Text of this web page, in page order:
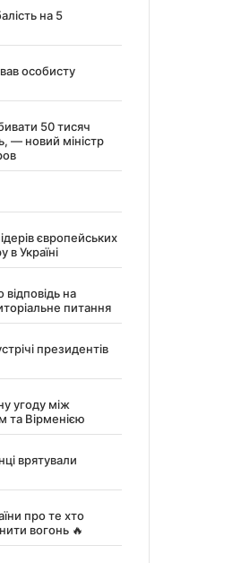
на 5
особисту
50 тисяч
— новий міністр
європейських
в Україні
на
питання
президентів
угоду між
та Вірменією
врятували
про те хто
вогонь 🔥